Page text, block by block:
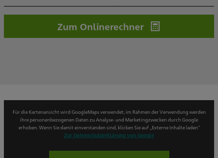
Zum Onlinerechner
Für die Kartenansicht wird GoogleMaps verwendet, im Rahmen der Verwendung werden
ihre personenbezogenen Daten zu Analyse- und Marketingzwecken durch Google
erhoben. Wenn Sie damit einverstanden sind, klicken Sie auf „Externe Inhalte laden“
Zur Datenschutzerklärung von Google